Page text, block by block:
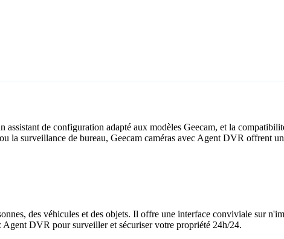
de configuration adapté aux modèles Geecam, et la
la surveillance de bureau, Geecam caméras avec Agent DVR offrent
des véhicules et des objets. Il offre une interface conviviale sur
Agent DVR pour surveiller et sécuriser votre propriété 24h/24.